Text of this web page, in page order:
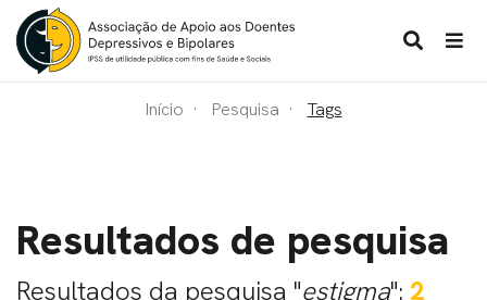
Início Pesquisa Tags
Resultados de pesquisa
Resultados da pesquisa "estigma": 2